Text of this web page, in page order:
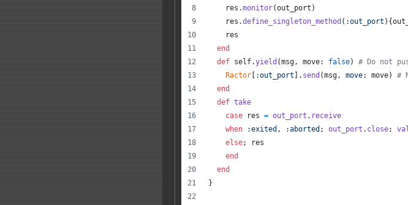
res .monitor(out_port )
res .define_singleton_method ( :out_port ) {
res
end
def
self.yield (msg, move: false)
# Do not
Ractor[ :out_port . send (msg, move: move)
#
end
def take
case
res = out_port . receive
when
:exited , :aborted ; out_port . close;
else;
res
end
end
}